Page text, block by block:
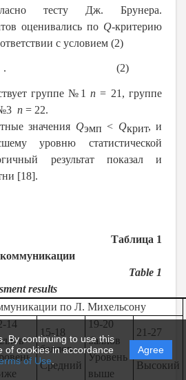
By continuing to use this
of cookies in accordance
of Use
Agree
тесту Дж. Брунера.
оценивались по Q-критерию
с условием (2)
. (2)
группе №1 n = 21, группе
n = 22.
значения Qэмп < Qкрит, и
уровню статистической
результат показал и
[18].
Таблица 1
Table 1
results
по Л. Михельсону
14
15-18
баллов
Средний
19-20
баллов
Уровень
выше
21-27
баллов
Высокий